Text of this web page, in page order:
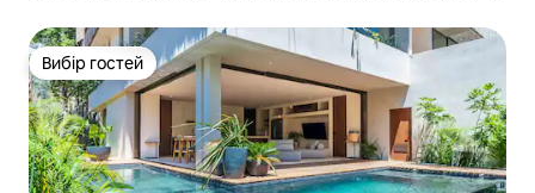
Вибір гостей
Вибір гостей